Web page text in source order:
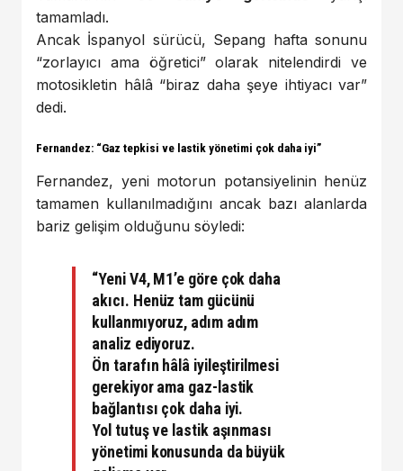
tamamladı.
Ancak İspanyol sürücü, Sepang hafta sonunu
“zorlayıcı ama öğretici” olarak nitelendirdi ve
motosikletin hâlâ “biraz daha şeye ihtiyacı var”
dedi.
Fernandez: “Gaz tepkisi ve lastik yönetimi çok daha iyi”
Fernandez, yeni motorun potansiyelinin henüz
tamamen kullanılmadığını ancak bazı alanlarda
bariz gelişim olduğunu söyledi:
“Yeni V4, M1’e göre çok daha
akıcı. Henüz tam gücünü
kullanmıyoruz, adım adım
analiz ediyoruz.
Ön tarafın hâlâ iyileştirilmesi
gerekiyor ama gaz-lastik
bağlantısı çok daha iyi.
Yol tutuş ve lastik aşınması
yönetimikonusunda da büyük